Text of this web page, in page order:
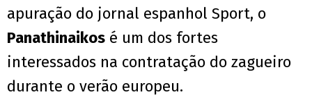
apuração do jornal espanhol Sport, o
Panathinaikos é um dos fortes
interessados na contratação do zagueiro
durante o verão europeu.